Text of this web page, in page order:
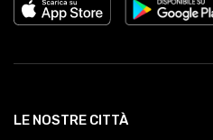
LE NOSTRE CITTÀ